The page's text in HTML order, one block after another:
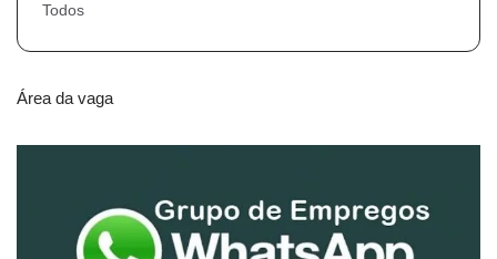
Todos
Área da vaga